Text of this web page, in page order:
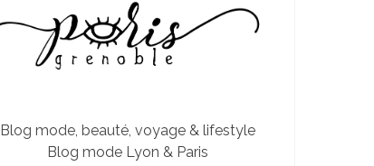
Blog mode, beauté, voyage & lifestyle
Blog mode Lyon & Paris